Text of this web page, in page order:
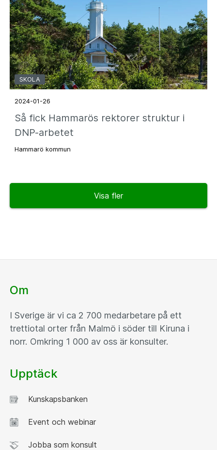
SKOLA
2024-01-26
Så fick Hammarös rektorer struktur i
DNP-arbetet
Hammarö kommun
Visa fler
Om
I Sverige är vi ca 2 700 medarbetare på ett
trettiotal orter från Malmö i söder till Kiruna i
norr. Omkring 1 000 av oss är konsulter.
Upptäck
Kunskapsbanken
Event och webinar
Jobba som konsult